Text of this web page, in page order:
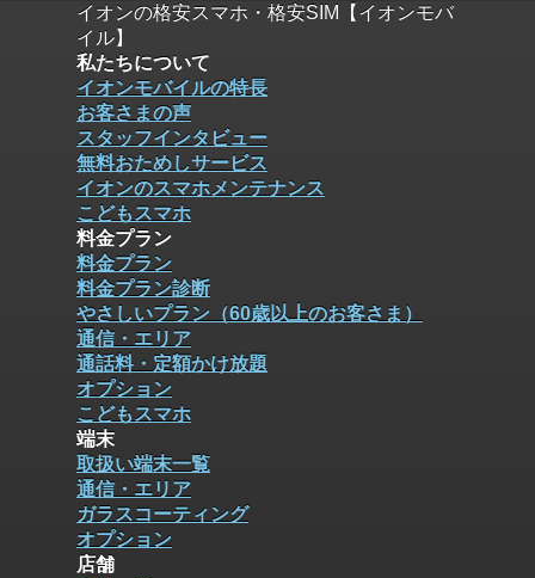
イオンの格安スマホ・格安SIM【イオンモバ
イル】
私たちについて
イオンモバイルの特長
お客さまの声
スタッフインタビュー
無料おためしサービス
イオンのスマホメンテナンス
こどもスマホ
料金プラン
料金プラン
料金プラン診断
やさしいプラン（60歳以上のお客さま）
通信・エリア
通話料・定額かけ放題
オプション
こどもスマホ
端末
取扱い端末一覧
通信・エリア
ガラスコーティング
オプション
店舗